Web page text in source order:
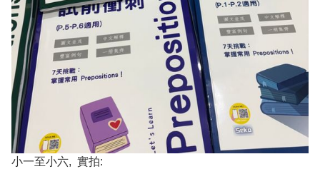
小一至小六, 實拍: